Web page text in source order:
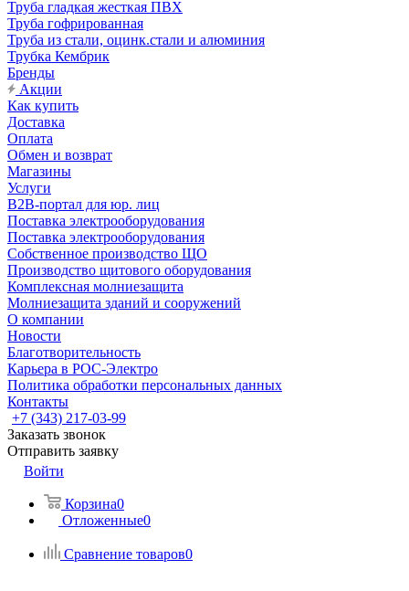
Труба гладкая жесткая ПВХ
Труба гофрированная
Труба из стали, оцинк.стали и алюминия
Трубка Кембрик
Бренды
Акции
Как купить
Доставка
Оплата
Обмен и возврат
Магазины
Услуги
B2B-портал для юр. лиц
Поставка электрооборудования
Поставка электрооборудования
Собственное производство ЩО
Производство щитового оборудования
Комплексная молниезащита
Молниезащита зданий и сооружений
О компании
Новости
Благотворительность
Карьера в РОС-Электро
Политика обработки персональных данных
Контакты
+7 (343) 217-03-99
Заказать звонок
Отправить заявку
Войти
Корзина0
Отложенные0
Сравнение товаров0